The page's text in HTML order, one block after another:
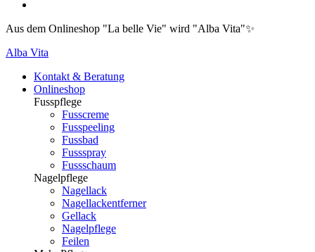
Aus dem Onlineshop "La belle Vie" wird "Alba Vita"✨
Alba Vita
Kontakt & Beratung
Onlineshop
Fusspflege
Fusscreme
Fusspeeling
Fussbad
Fussspray
Fussschaum
Nagelpflege
Nagellack
Nagellackentferner
Gellack
Nagelpflege
Feilen